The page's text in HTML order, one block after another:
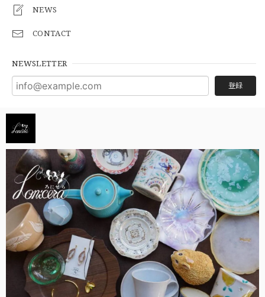
NEWS
CONTACT
NEWSLETTER
登録